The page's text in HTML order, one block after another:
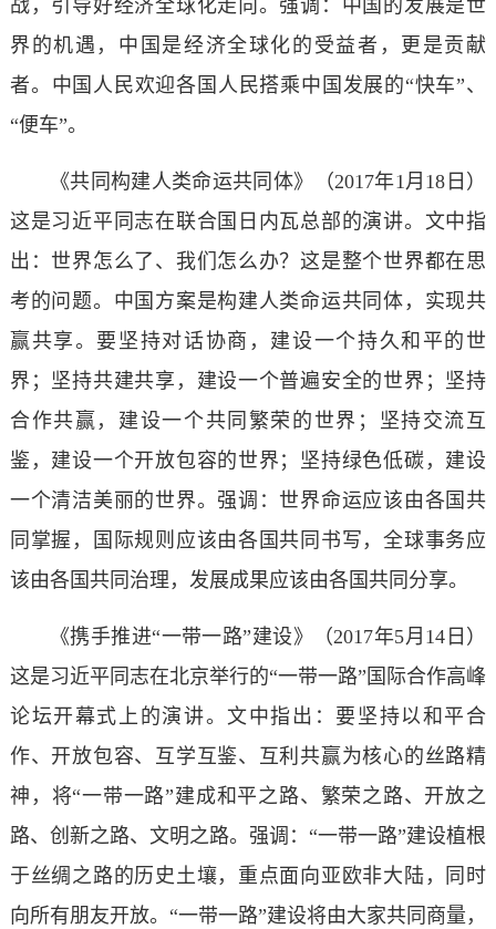
战，引导好经济全球化走向。强调：中国的发展是世
界的机遇，中国是经济全球化的受益者，更是贡献
者。中国人民欢迎各国人民搭乘中国发展的“快车”、
“便车”。
《共同构建人类命运共同体》（2017年1月18日）
这是习近平同志在联合国日内瓦总部的演讲。文中指
出：世界怎么了、我们怎么办？这是整个世界都在思
考的问题。中国方案是构建人类命运共同体，实现共
赢共享。要坚持对话协商，建设一个持久和平的世
界；坚持共建共享，建设一个普遍安全的世界；坚持
合作共赢，建设一个共同繁荣的世界；坚持交流互
鉴，建设一个开放包容的世界；坚持绿色低碳，建设
一个清洁美丽的世界。强调：世界命运应该由各国共
同掌握，国际规则应该由各国共同书写，全球事务应
该由各国共同治理，发展成果应该由各国共同分享。
《携手推进“一带一路”建设》（2017年5月14日）
这是习近平同志在北京举行的“一带一路”国际合作高峰
论坛开幕式上的演讲。文中指出：要坚持以和平合
作、开放包容、互学互鉴、互利共赢为核心的丝路精
神，将“一带一路”建成和平之路、繁荣之路、开放之
路、创新之路、文明之路。强调：“一带一路”建设植根
于丝绸之路的历史土壤，重点面向亚欧非大陆，同时
向所有朋友开放。“一带一路”建设将由大家共同商量，